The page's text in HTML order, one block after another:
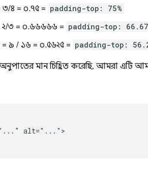
৪ = ০.৭৫ = padding-top: 75%
৩ = ০.৬৬৬৬৬ = padding-top:
৯ / ১৬ = ০.৫৬২৫ = padding-top:
মান চিহ্নিত করেছি, আমরা এটি
alt="...">